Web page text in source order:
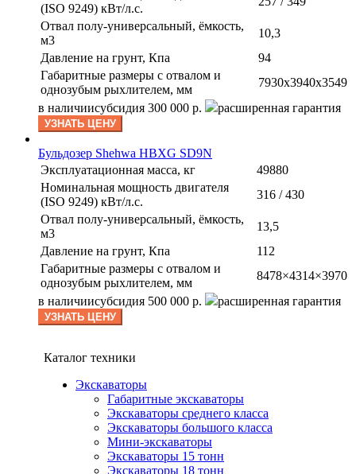
(ISO 9249) кВт/л.с.
Отвал полу-универсальный, ёмкость,
м3
10,3
Давление на грунт, Кпа
94
Габаритные размеры с отвалом и
однозубым рыхлителем, мм
7930х3940х3549
в наличиисубсидия 300 000 р. расширенная гарантия
УЗНАТЬ ЦЕНУ
Бульдозер Shehwa HBXG SD9N
Эксплуатационная масса, кг
49880
Номинальная мощность двигателя
(ISO 9249) кВт/л.с.
316 / 430
Отвал полу-универсальный, ёмкость,
м3
13,5
Давление на грунт, Кпа
112
Габаритные размеры с отвалом и
однозубым рыхлителем, мм
8478×4314×3970
в наличиисубсидия 500 000 р. расширенная гарантия
УЗНАТЬ ЦЕНУ
Каталог техники
Экскаваторы
Габаритные экскаваторы
Экскаваторы среднего класса
Экскаваторы большого класса
Мини-экскаваторы
Экскаваторы 15 тонн
Экскаваторы 18 тонн